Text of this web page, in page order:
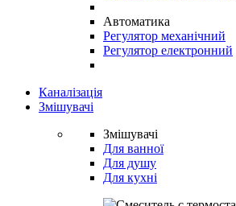
Автоматика
Регулятор механічний
Регулятор електронний
Каналізація
Змішувачі
Змішувачі
Для ванної
Для душу
Для кухні